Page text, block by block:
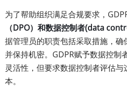
为了帮助组织满足合规要求，
（DPO）和数据控制者(data
据管理员的职责包括采取措施，确
并保持机密。GDPR赋予数据控制
灵活性，但要求数据控制者评估
本。